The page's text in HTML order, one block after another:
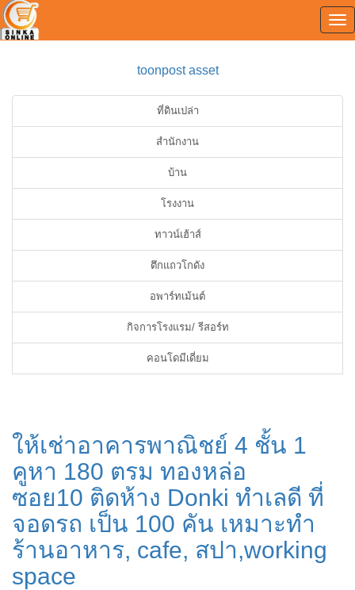
toonpost asset
ที่ดินเปล่า
สำนักงาน
บ้าน
โรงงาน
ทาวน์เฮ้าส์
ตึกแถวโกดัง
อพาร์ทเม้นต์
กิจการโรงแรม/ รีสอร์ท
คอนโดมีเดี่ยม
ให้เช่าอาคารพาณิชย์ 4 ชั้น 1
คูหา 180 ตรม ทองหล่อ
ซอย10 ติดห้าง Donki ทำเลดี ที่
จอดรถ เป็น 100 คัน เหมาะทำ
ร้านอาหาร, cafe, สปา,working
space